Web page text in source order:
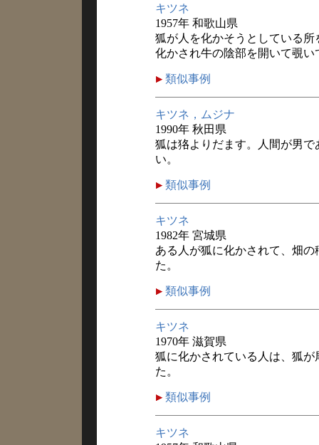
キツネ
1957年 和歌山県
狐が人を化かそうとしている
化かされ牛の陰部を開いて覗い
類似事例
キツネ，ムジナ
1990年 秋田県
狐は狢よりだます。人間が男
い。
類似事例
キツネ
1982年 宮城県
ある人が狐に化かされて、畑
た。
類似事例
キツネ
1970年 滋賀県
狐に化かされている人は、狐
た。
類似事例
キツネ